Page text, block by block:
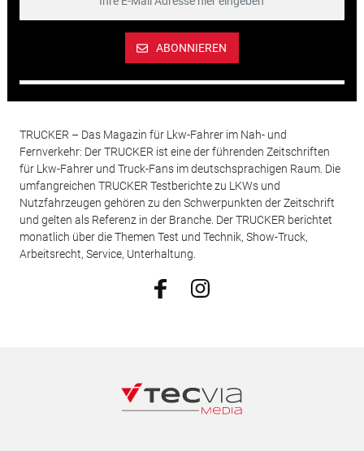
ABONNIEREN
TRUCKER – Das Magazin für Lkw-Fahrer im Nah- und
Fernverkehr: Der TRUCKER ist eine der führenden Zeitschriften
für Lkw-Fahrer und Truck-Fans im deutschsprachigen Raum. Die
umfangreichen TRUCKER Testberichte zu LKWs und
Nutzfahrzeugen gehören zu den Schwerpunkten der Zeitschrift
und gelten als Referenz in der Branche. Der TRUCKER berichtet
monatlich über die Themen Test und Technik, Show-Truck,
Arbeitsrecht, Service, Unterhaltung.